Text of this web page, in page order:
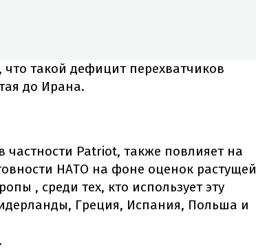
такой дефицит перехватчиков
до Ирана.
частности Patriot, также повлияет на
НАТО на фоне оценок растущей
, среди тех, кто использует эту
Греция, Испания, Польша и